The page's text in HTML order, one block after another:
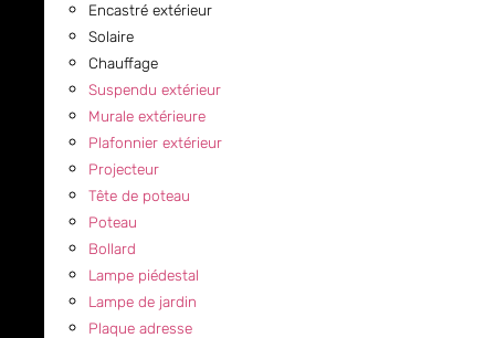
Encastré extérieur
Solaire
Chauffage
Suspendu extérieur
Murale extérieure
Plafonnier extérieur
Projecteur
Tête de poteau
Poteau
Bollard
Lampe piédestal
Lampe de jardin
Plaque adresse